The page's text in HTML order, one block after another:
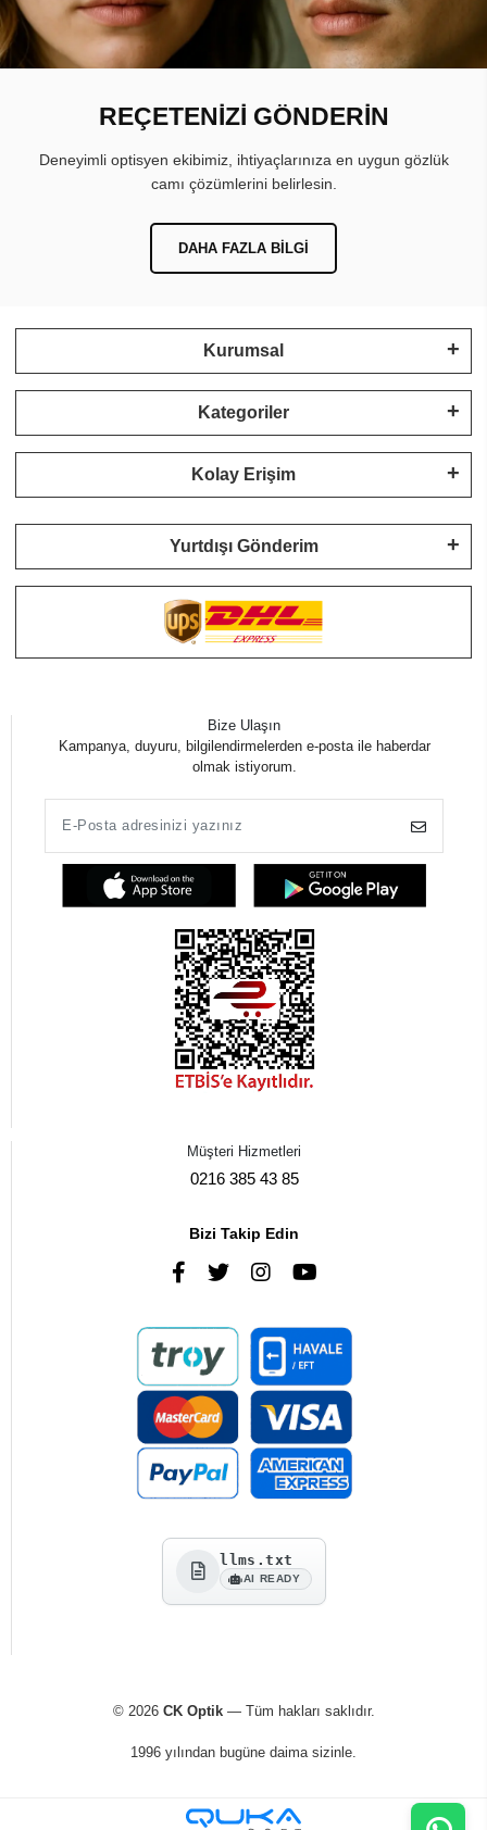
REÇETENİZİ GÖNDERİN
Deneyimli optisyen ekibimiz, ihtiyaçlarınıza en uygun gözlük
camı çözümlerini belirlesin.
DAHA FAZLA BILGI
Kurumsal
Kategoriler
Kolay Erişim
Yurtdışı Gönderim
Bize Ulaşın
Kampanya, duyuru, bilgilendirmelerden e-posta ile haberdar
olmak istiyorum.
Müşteri Hizmetleri
0216 385 43 85
Bizi Takip Edin
llms.txt
AI READY
© 2026 CK Optik— Tüm hakları saklıdır.
1996 yılından bugüne daima sizinle.